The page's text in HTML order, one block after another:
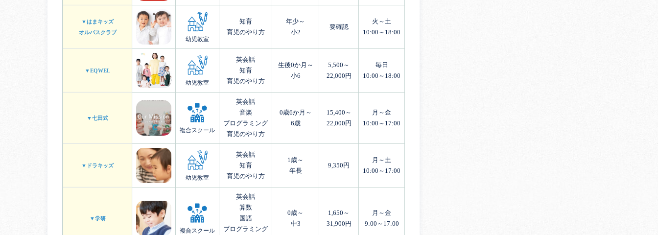
▼はまキッズ
オルパスクラブ
幼児教室
知育
育児のやり方
年少～
小2
要確認
火～土
10:00～18:00
▼EQWEL
幼児教室
英会話
知育
育児のやり方
生後0か月～
小6
5,500～
22,000円
毎日
10:00～18:00
▼七田式
複合スクール
英会話
音楽
プログラミング
育児のやり方
0歳6か月～
6歳
15,400～
22,000円
月～金
10:00～17:00
▼ドラキッズ
幼児教室
英会話
知育
育児のやり方
1歳～
年長
9,350円
月～土
10:00～17:00
▼学研
複合スクール
英会話
算数
国語
プログラミング
0歳～
中3
1,650～
31,900円
月～金
9:00～17:00